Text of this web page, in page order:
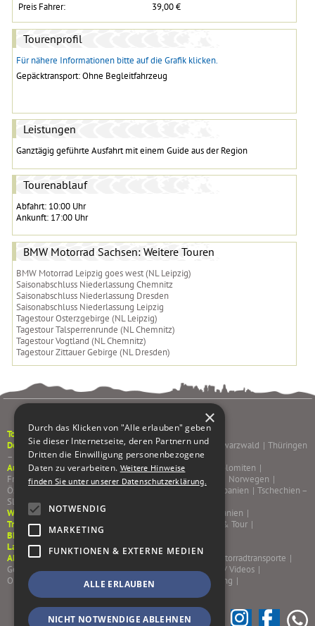
Preis Fahrer:
39,00 €
Tourenprofil
Für nähere Informationen bitte auf die Grafik klicken.
Gepäcktransport: Ohne Begleitfahrzeug
Leistungen
Ganztägig geführte Ausfahrt mit einem Guide aus der Region
Tourenablauf
Abfahrt: 10:00 Uhr
Ankunft: 17:00 Uhr
BMW Motorrad Sachsen: Weitere Touren
BMW Motorrad Leipzig goes west (NL Leipzig)
Saisonabschluss Niederlassung Chemnitz
Saisonabschluss Niederlassung Dresden
Saisonabschluss Niederlassung Leipzig
Tagestour Osterzgebirge (NL Leipzig)
Tagestour Talsperrenrunde (NL Chemnitz)
Tagestour Vogtland (NL Chemnitz)
Tagestour Zittauer Gebirge (NL Dresden)
Tourenkalender
Deutschland Pfälzerwald & Weinstraße | Sachsen | Schwarzwald | Thüringen
– Rhön – Spessart |
Ausland Albanien – Bulgarien – Rumänien | Alpen & Dolomiten |
Frankreich | Griechenland | Italien | Korsika – Sardinien Norwegen |
Österreich
Schweiz Spanien | Tschechien –
Slowakei
Winterfluchten Marokko Spanien |
Trainings/Kurse Sicherheitstrainings & Kurse Training & Tour |
BMW Motorrad Sachsen
Last Minute %
Almoto AGB | Jobs – Wir suchen dich! | Gutscheine Motorradtransporte |
Gepäcktransport | Leistungen | Team | Reiseblog/ Bilder/ Videos |
Onlineshop
Kontakt Impressum | Datenschutzerklärung |
×
Durch das Klicken von "Alle erlauben" geben
Sie dieser Internetseite, deren Partnern und
Dritten die Einwilligung personenbezogene
Daten zu verarbeiten. Weitere Hinweise
finden Sie unter unserer Datenschutzerklärung.
NOTWENDIG
MARKETING
FUNKTIONEN & EXTERNE MEDIEN
ALLE ERLAUBEN
NICHT NOTWENDIGE ABLEHNEN